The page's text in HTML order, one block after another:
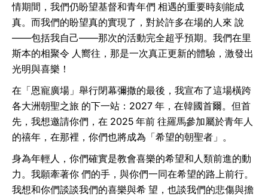
情期間，我們仍盼望基督和青年們 相遇的重要時刻能成
真。而我們的盼望真的實現了，對於許多在場的人來 說
——包括我自己——那次的活動完全超乎預期。我們在里
斯本的相聚令 人嚮往，那是一次真正更新的體驗，激發出
光明與喜樂！
在「恩寵廣場」舉行閉幕彌撒的最後，我宣布了這場橫跨
各大洲朝聖之旅 的下一站：2027 年，在韓國首爾。但首
先，我想邀請你們，在 2025 年前 往羅馬參加屬於青年人
的禧年，在那裡，你們也將成為「希望的朝聖者」。
身為年輕人，你們確實是教會喜樂的希望和人類前進的動
力。我願牽著你 們的手，與你們一同在希望的路上前行。
我想和你們談談我們的喜樂與希 望，也談我們的悲傷與擔